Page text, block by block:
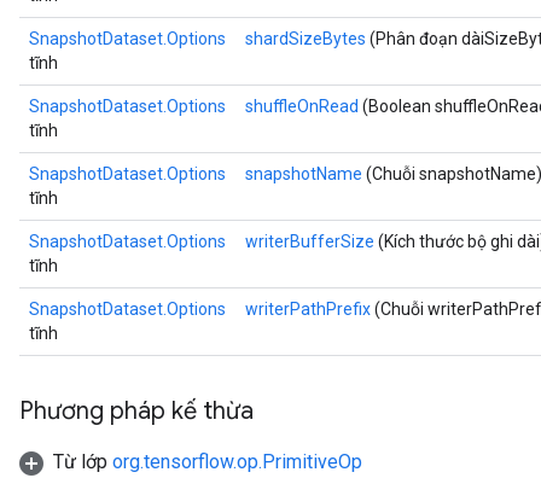
SnapshotDataset.Options
tĩnh
shardSizeBytes (Phân đoạn
SnapshotDataset.Options
tĩnh
shuffleOnRead (Boolean
SnapshotDataset.Options
tĩnh
snapshotName (Chuỗi snapshotName)
SnapshotDataset.Options
tĩnh
writerBufferSize (Kích thước bộ ghi
SnapshotDataset.Options
tĩnh
writerPathPrefix(Chuỗi
Phương pháp kế thừa
Từ lớp org.tensorflow.op.PrimitiveOp